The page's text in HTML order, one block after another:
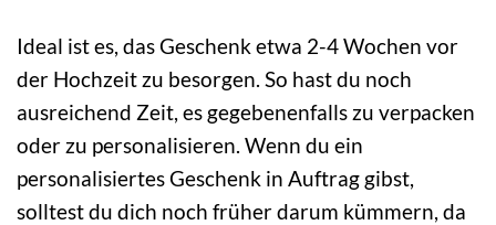
Ideal ist es, das Geschenk etwa 2-4 Wochen vor
der Hochzeit zu besorgen. So hast du noch
ausreichend Zeit, es gegebenenfalls zu verpacken
oder zu personalisieren. Wenn du ein
personalisiertes Geschenk in Auftrag gibst,
solltest du dich noch früher darum kümmern, da